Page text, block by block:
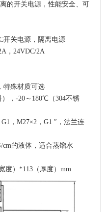
的开关电源，性能安全、可
开关电源，隔离电源
，24VDC/2A
特殊材质可选
，-20～180℃（304不锈
，M27×2，G1 ″，法兰连
cm的液体，适合蒸馏水
宽度）*113 （厚度）mm